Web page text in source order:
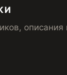
описания